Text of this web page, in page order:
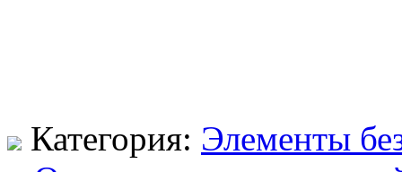
Категория: Элементы